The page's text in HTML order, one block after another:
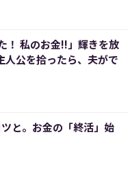
！ 私のお金!!」輝きを放
人公を拾ったら、夫がで
と。お金の「終活」始